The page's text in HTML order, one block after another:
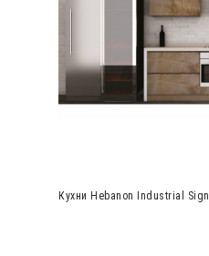
Кухни Hebanon Industrial Sign